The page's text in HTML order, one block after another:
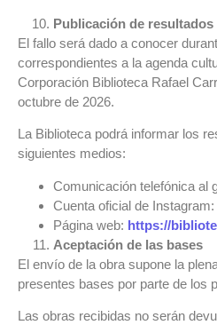
Publicación de resultados
El fallo será dado a conocer
correspondientes a la agenda
Corporación Biblioteca Rafael
octubre de 2026.
La Biblioteca podrá informar los
siguientes medios:
Comunicación telefónica al
Cuenta oficial de Instagram:
Página web: https://
Aceptación de las bases
El envío de la obra supone la
presentes bases por parte de los
Las obras recibidas no serán